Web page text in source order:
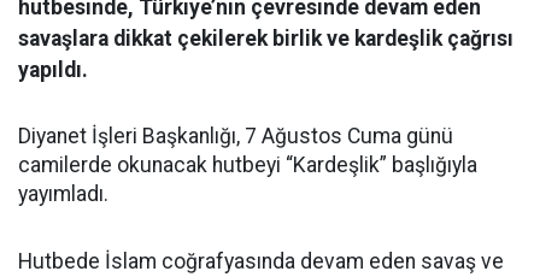
hutbesinde, Türkiye’nin çevresinde devam eden
savaşlara dikkat çekilerek birlik ve kardeşlik çağrısı
yapıldı.
Diyanet İşleri Başkanlığı, 7 Ağustos Cuma günü
camilerde okunacak hutbeyi “Kardeşlik” başlığıyla
yayımladı.
Hutbede İslam coğrafyasında devam eden savaş ve